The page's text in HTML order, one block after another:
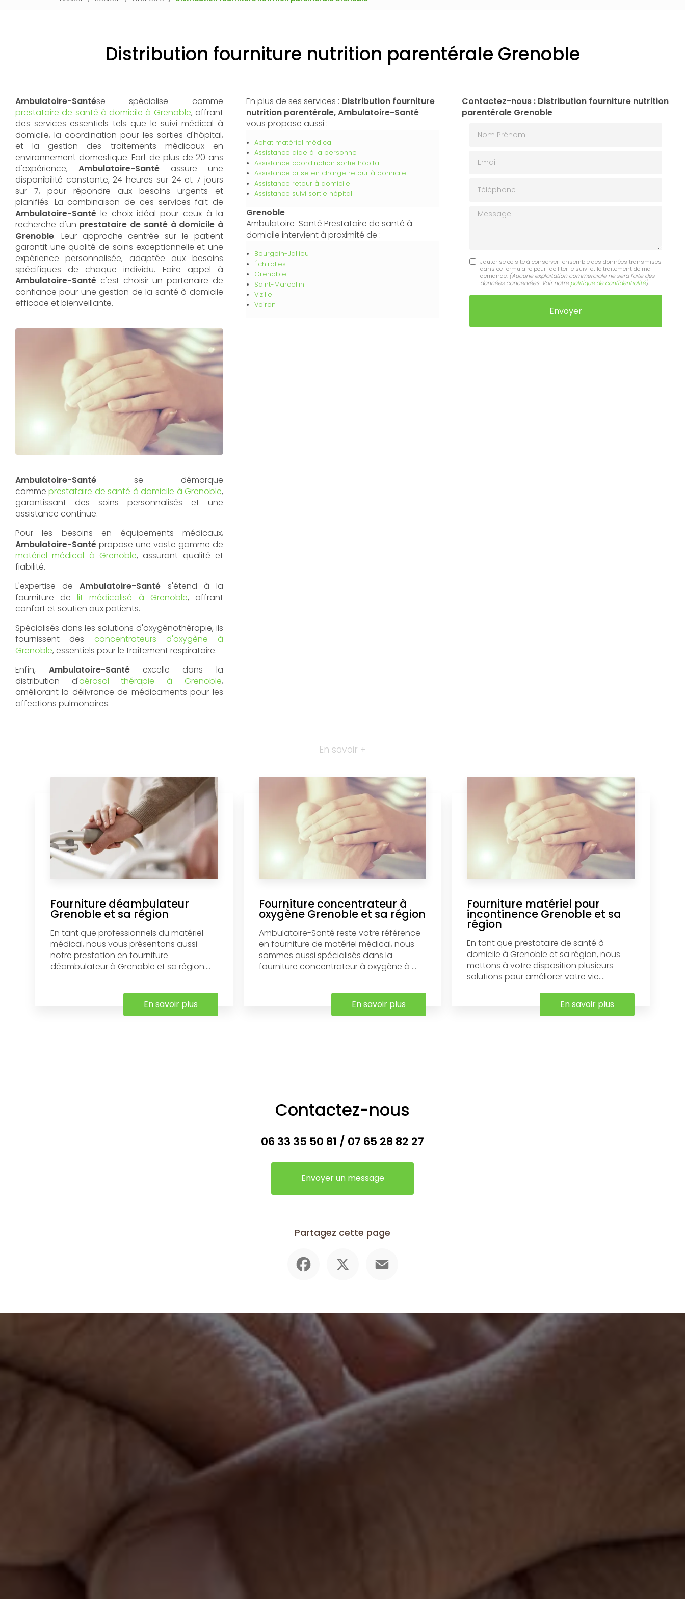
Distribution fourniture nutrition parentérale Grenoble
Ambulatoire-Santése spécialise comme
prestataire de santé à domicile à Grenoble, offrant
des services essentiels tels que le suivi médical à
domicile, la coordination pour les sorties d'hôpital,
et la gestion des traitements médicaux en
environnement domestique. Fort de plus de 20 ans
d'expérience,Ambulatoire-Santé assure une
disponibilité constante, 24 heures sur 24 et 7 jours
sur 7, pour répondre aux besoins urgents et
planifiés. La combinaison de ces services fait de
Ambulatoire-Santé le choix idéal pour ceux à la
recherche d'un prestataire de santé à domicile à
Grenoble. Leur approche centrée sur le patient
garantit une qualité de soins exceptionnelle et une
expérience personnalisée, adaptée aux besoins
spécifiques de chaque individu. Faire appel à
Ambulatoire-Santé c'est choisir un partenaire de
confiance pour une gestion de la santé à domicile
efficace et bienveillante.
Ambulatoire-Santé se démarque
commeprestataire de santé à domicile à Grenoble,
garantissant des soins personnalisés et une
assistance continue.
Pour les besoins en équipements médicaux,
Ambulatoire-Santé propose une vaste gamme de
matériel médical à Grenoble, assurant qualité et
fiabilité.
L'expertise deAmbulatoire-Santé s'étend à la
fourniture delit médicalisé à Grenoble, offrant
confort et soutien aux patients.
Spécialisés dans les solutions d'oxygénothérapie, ils
fournissent des concentrateurs d'oxygène à
Grenoble, essentiels pour le traitement respiratoire.
Enfin, Ambulatoire-Santéexcelle dans la
distribution d'aérosol thérapie à Grenoble,
améliorant la délivrance de médicaments pour les
affections pulmonaires.
En plus de ses services : Distribution fourniture
nutrition parentérale, Ambulatoire-Santé
vous propose aussi :
Achat matériel médical
Assistance aide à la personne
Assistance coordination sortie hôpital
Assistance prise en charge retour à domicile
Assistance retour à domicile
Assistance suivi sortie hôpital
Grenoble
Ambulatoire-Santé Prestataire de santé à
domicile intervient à proximité de :
Bourgoin-Jallieu
Échirolles
Grenoble
Saint-Marcellin
Vizille
Voiron
Contactez-nous : Distribution fourniture nutrition
parentérale Grenoble
Message
J'autorise ce site à conserver l'ensemble des données transmises
dans ce formulaire pour faciliter le suivi et le traitement de ma
demande. (Aucune exploitation commerciale ne sera faite des
données concervées. Voir notre politique de confidentialité)
En savoir +
Fourniture déambulateur
Grenoble et sa région
En tant que professionnels du matériel
médical, nous vous présentons aussi
notre prestation en fourniture
déambulateur à Grenoble et sa région....
En savoir plus
Fourniture concentrateur à
oxygène Grenoble et sa région
Ambulatoire-Santé reste votre référence
en fourniture de matériel médical, nous
sommes aussi spécialisés dans la
fourniture concentrateur à oxygène à ...
En savoir plus
Fourniture matériel pour
incontinence Grenoble et sa
région
En tant que prestataire de santé à
domicile à Grenoble et sa région, nous
mettons à votre disposition plusieurs
solutions pour améliorer votre vie....
En savoir plus
Contactez-nous
06 33 35 50 81 / 07 65 28 82 27
Envoyer un message
Partagez cette page